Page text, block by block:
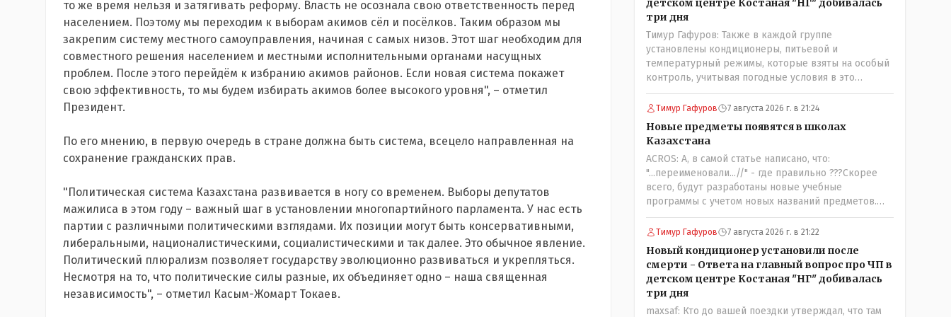
то же время нельзя и затягивать реформу. Власть не осознала свою ответственность перед
населением. Поэтому мы переходим к выборам акимов сёл и посёлков. Таким образом мы
закрепим систему местного самоуправления, начиная с самых низов. Этот шаг необходим для
совместного решения населением и местными исполнительными органами насущных
проблем. После этого перейдём к избранию акимов районов. Если новая система покажет
свою эффективность, то мы будем избирать акимов более высокого уровня", – отметил
Президент.
По его мнению, в первую очередь в стране должна быть система, всецело направленная на
сохранение гражданских прав.
"Политическая система Казахстана развивается в ногу со временем. Выборы депутатов
мажилиса в этом году – важный шаг в установлении многопартийного парламента. У нас есть
партии с различными политическими взглядами. Их позиции могут быть консервативными,
либеральными, националистическими, социалистическими и так далее. Это обычное явление.
Политический плюрализм позволяет государству эволюционно развиваться и укрепляться.
Несмотря на то, что политические силы разные, их объединяет одно – наша священная
независимость", – отметил Касым-Жомарт Токаев.
детском центре Костаная "НГ" добивалась
три дня
Тимур Гафуров: Также в каждой группе
установлены кондиционеры, питьевой и
температурный режимы, которые взяты на особый
контроль, учитывая погодные условия в это
лето.Мы решили. что это - противоречие. Вы
считаете иначе?Ну тут противоречия нет. Этот
трагедии, то есть 29 июля, когда спешно
установили и воду, и новые кондиционеры, и
впервые поставили температурный режим на
контроль. То есть первая часть - информация до
трагедии, вторая часть - информация после
трагедии, когда все уже было исправлено.
Тимур Гафуров 7 августа 2026 г. в 21:24
Новые предметы появятся в школах
Казахстана
ACROS: А, в самой статье написано, что:
"...переименовали...//" - где правильно ???Скорее
всего, будут разработаны новые учебные
программы с учетом новых названий предметов.
Так что предметы - новые. Хоть и
переименованные)
Тимур Гафуров 7 августа 2026 г. в 21:22
Новый кондиционер установили после
смерти - Ответа на главный вопрос про ЧП в
детском центре Костаная "НГ" добивалась
три дня
maxsaf: Кто до вашей поездки утверждал, что там